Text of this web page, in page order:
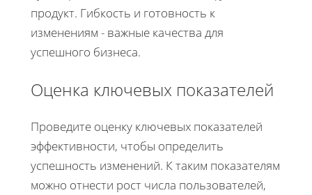
продукт. Гибкость и готовность к
изменениям - важные качества для
успешного бизнеса.
Оценка ключевых показателей
Проведите оценку ключевых показателей
эффективности, чтобы определить
успешность изменений. К таким показателям
можно отнести рост числа пользователей,